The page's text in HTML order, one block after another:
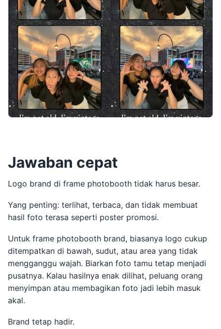
Jawaban cepat
Logo brand di frame photobooth tidak harus besar.
Yang penting: terlihat, terbaca, dan tidak membuat
hasil foto terasa seperti poster promosi.
Untuk frame photobooth brand, biasanya logo cukup
ditempatkan di bawah, sudut, atau area yang tidak
mengganggu wajah. Biarkan foto tamu tetap menjadi
pusatnya. Kalau hasilnya enak dilihat, peluang orang
menyimpan atau membagikan foto jadi lebih masuk
akal.
Brand tetap hadir.